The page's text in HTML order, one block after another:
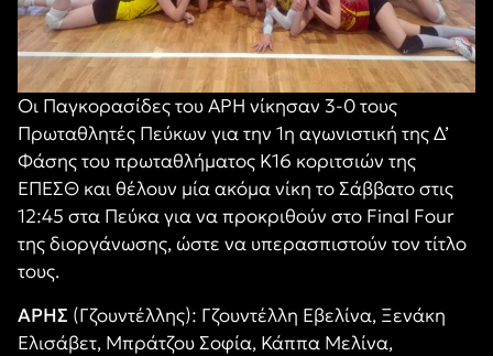
Οι Παγκορασίδες του ΑΡΗ νίκησαν 3-0 τους
Πρωταθλητές Πεύκων για την 1η αγωνιστική της Δ’
Φάσης του πρωταθλήματος Κ16 κοριτσιών της
ΕΠΕΣΘ και θέλουν μία ακόμα νίκη το Σάββατο στις
12:45 στα Πεύκα για να προκριθούν στο Final Four
της διοργάνωσης, ώστε να υπερασπιστούν τον τίτλο
τους.
ΑΡΗΣ (Γζουντέλλης): Γζουντέλλη Εβελίνα, Ξενάκη
Ελισάβετ, Μπράτζου Σοφία, Κάππα Μελίνα,